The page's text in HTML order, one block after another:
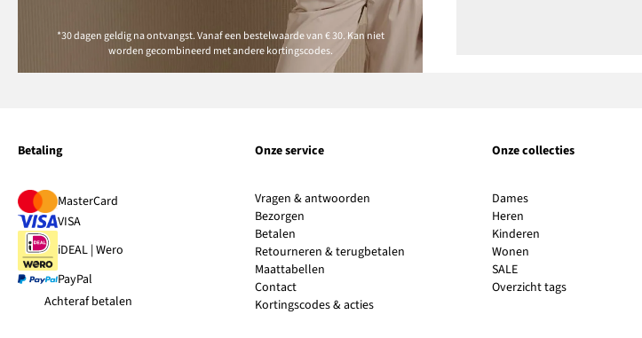
*30 dagen geldig na ontvangst. Vanaf een bestelwaarde van € 30. Kan niet
worden gecombineerd met andere kortingscodes.
Betaling
MasterCard
VISA
iDEAL | Wero
PayPal
Achteraf betalen
Onze service
Vragen & antwoorden
Bezorgen
Betalen
Retourneren & terugbetalen
Maattabellen
Contact
Kortingscodes & acties
Onze collecties
Dames
Heren
Kinderen
Wonen
SALE
Overzicht tags